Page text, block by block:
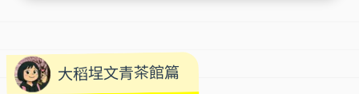
大稻埕文青茶館篇